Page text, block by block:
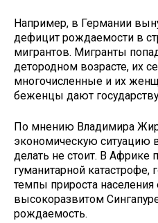
Например, в Германии
дефицит рождаемости в
мигрантов. Мигранты
детородном возрасте, их
многочисленные и их
беженцы дают
По мнению Владимира
экономическую ситуацию
делать не стоит. В Африке
гуманитарной катастрофе,
темпы прироста
высокоразвитом
рождаемость.